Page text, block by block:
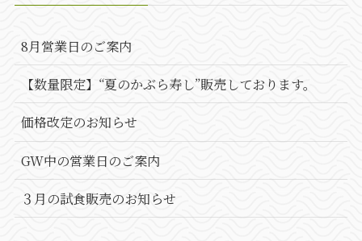
8月営業日のご案内
【数量限定】“夏のかぶら寿し”販売しております。
価格改定のお知らせ
GW中の営業日のご案内
３月の試食販売のお知らせ